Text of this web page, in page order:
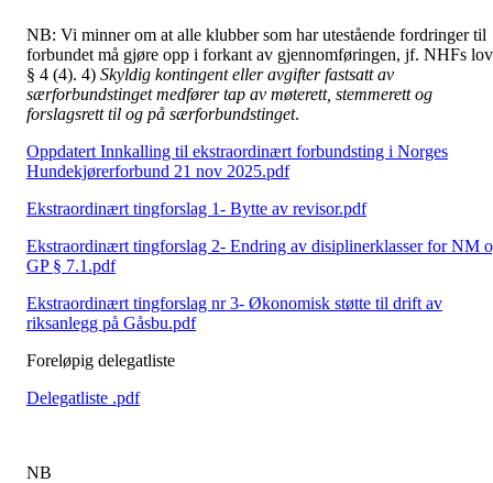
NB: Vi minner om at alle klubber som har utestående fordringer til
forbundet må gjøre opp i forkant av gjennomføringen, jf. NHFs lov
§ 4 (4). 4) Skyldig kontingent eller avgifter fastsatt av
særforbundstinget medfører tap av møterett, stemmerett og
forslagsrett til og på særforbundstinget.
Oppdatert Innkalling til ekstraordinært forbundsting i Norges
Hundekjørerforbund 21 nov 2025.pdf
Ekstraordinært tingforslag 1- Bytte av revisor.pdf
Ekstraordinært tingforslag 2- Endring av disiplinerklasser for NM
GP § 7.1.pdf
Ekstraordinært tingforslag nr 3- Økonomisk støtte til drift av
riksanlegg på Gåsbu.pdf
Foreløpig delegatliste
Delegatliste .pdf
NB